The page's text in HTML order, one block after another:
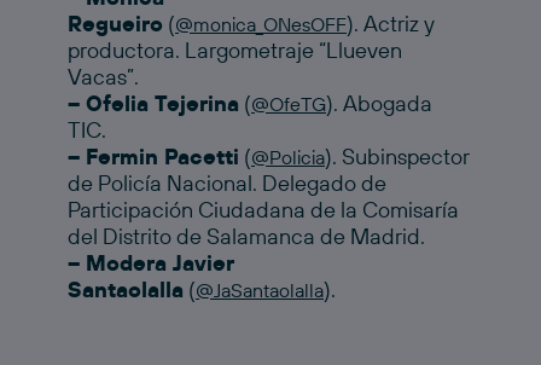
Regueiro (@monica_ONesOFF). Actriz y
productora. Largometraje “Llueven
Vacas”.
– Ofelia Tejerina (@OfeTG). Abogada
TIC.
– Fermin Pacetti (@Policia). Subinspector
de Policía Nacional. Delegado de
Participación Ciudadana de la Comisaría
del Distrito de Salamanca de Madrid.
– Modera Javier
Santaolalla (@JaSantaolalla).